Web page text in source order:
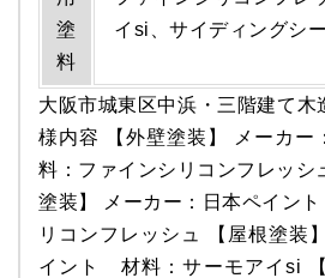
塗
料
イsi、サイディングシ
大阪市城東区中浜・三階建て
様内容 【外壁塗装】 メーカ
料：ファインシリコンフレッシ
塗装】 メーカー：日本ペイン
リコンフレッシュ 【屋根塗装
イント 材料：サーモアイsi